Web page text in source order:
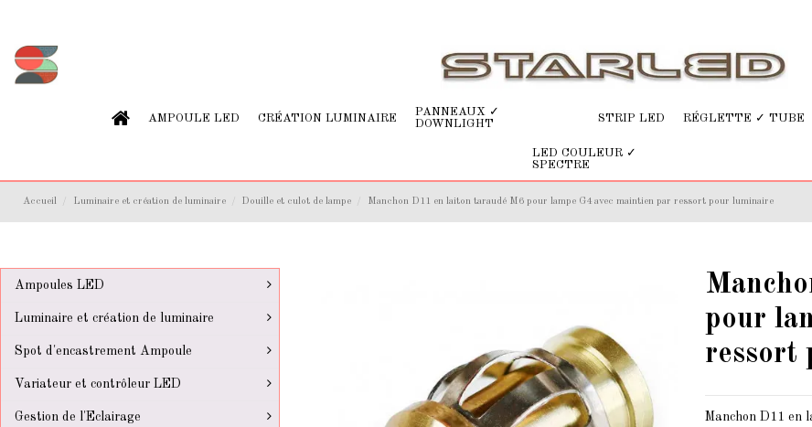
AMPOULE LED CRÉATION LUMINAIRE
PANNEAUX ✓
DOWNLIGHT
STRIP LED RÉGLETTE ✓ TUBE
LED COULEUR ✓
SPECTRE
Accueil Luminaire et création de luminaire Douille et culot de lampe Manchon D11 en laiton taraudé M6 pour lampe G4 avec maintien par ressort pour luminaire
pour
ressort
Manchon D11 en
Ampoules LED
Luminaire et création de luminaire
Spot d'encastrement Ampoule
Variateur et contrôleur LED
Gestion de l'Eclairage